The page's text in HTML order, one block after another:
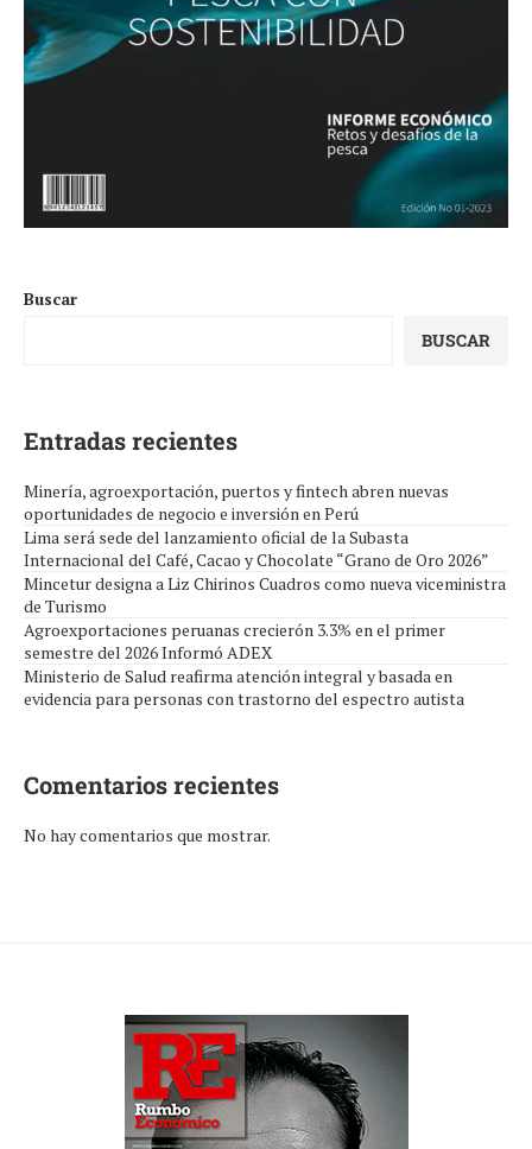
Buscar
BUSCAR
Entradas recientes
Minería, agroexportación, puertos y fintech abren nuevas
oportunidades de negocio e inversión en Perú
Lima será sede del lanzamiento oficial de la Subasta
Internacional del Café, Cacao y Chocolate “Grano de Oro 2026”
Mincetur designa a Liz Chirinos Cuadros como nueva viceministra
de Turismo
Agroexportaciones peruanas crecierón 3.3% en el primer
semestre del 2026 Informó ADEX
Ministerio de Salud reafirma atención integral y basada en
evidencia para personas con trastorno del espectro autista
Comentarios recientes
No hay comentarios que mostrar.